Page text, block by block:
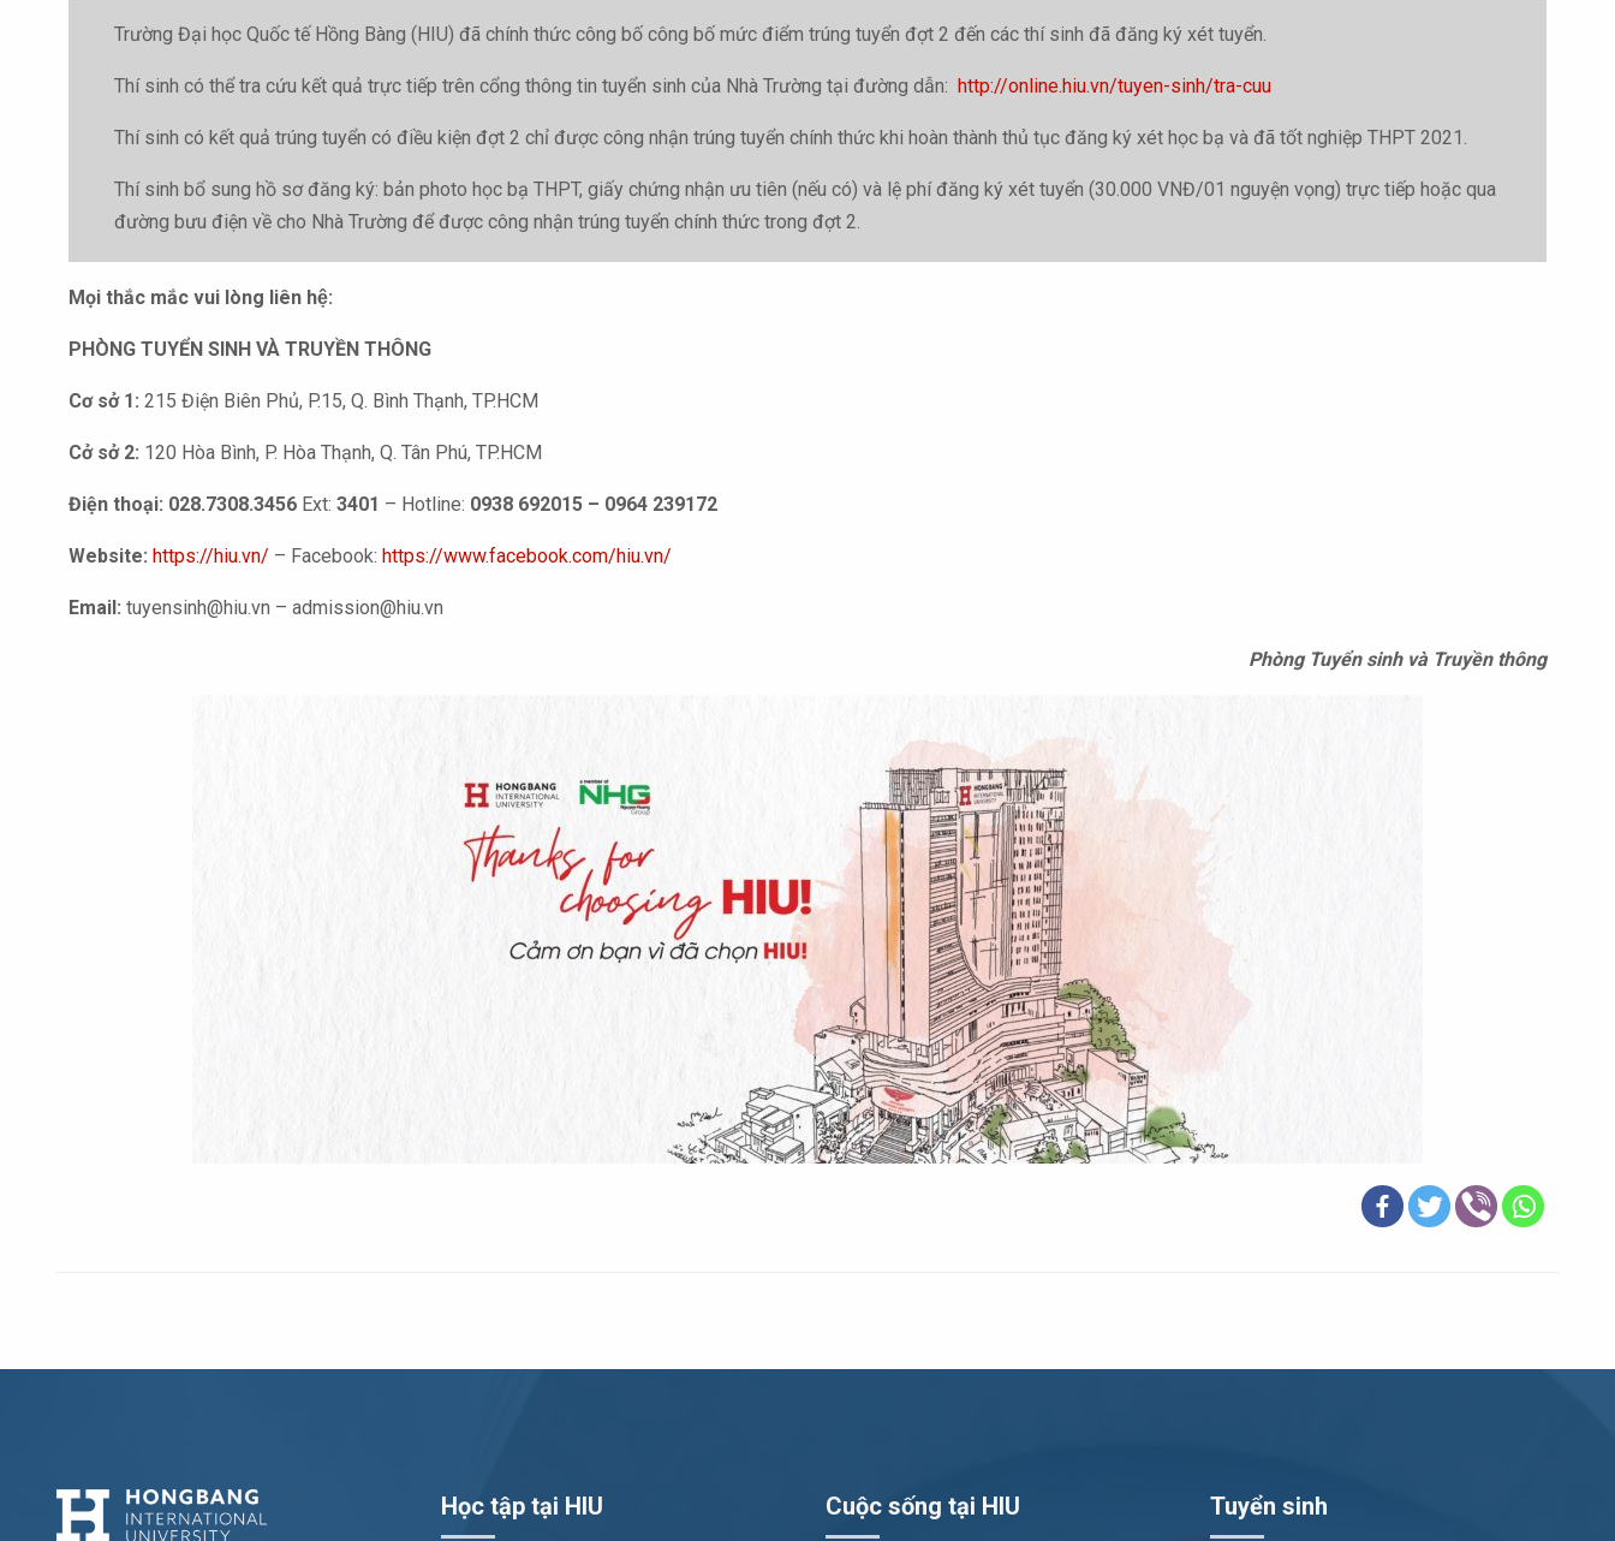
Trường Đại học Quốc tế Hồng Bàng (HIU) đã chính thức công bố công bố mức điểm trúng tuyển đợt 2 đến các thí sinh đã đăng ký xét tuyển.
Thí sinh có thể tra cứu kết quả trực tiếp trên cổng thông tin tuyển sinh của Nhà Trường tại đường dẫn: http://online.hiu.vn/tuyen-sinh/tra-cuu
Thí sinh có kết quả trúng tuyển có điều kiện đợt 2 chỉ được công nhận trúng tuyển chính thức khi hoàn thành thủ tục đăng ký xét học bạ và đã tốt nghiệp THPT 2021.
Thí sinh bổ sung hồ sơ đăng ký: bản photo học bạ THPT, giấy chứng nhận ưu tiên (nếu có) và lệ phí đăng ký xét tuyển (30.000 VNĐ/01 nguyện vọng) trực tiếp hoặc qua
đường bưu điện về cho Nhà Trường để được công nhận trúng tuyển chính thức trong đợt 2.
Mọi thắc mắc vui lòng liên hệ:
PHÒNG TUYỂN SINH VÀ TRUYỀN THÔNG
Cơ sở 1: 215 Điện Biên Phủ, P.15, Q. Bình Thạnh, TP.HCM
Cở sở 2: 120 Hòa Bình, P. Hòa Thạnh, Q. Tân Phú, TP.HCM
Điện thoại: 028.7308.3456 Ext: 3401 – Hotline: 0938 692015 – 0964 239172
Website: https://hiu.vn/ – Facebook: https://www.facebook.com/hiu.vn/
Email: tuyensinh@hiu.vn – admission@hiu.vn
Phòng Tuyển sinh và Truyền thông
Học tập tại HIU Cuộc sống tại HIU Tuyển sinh